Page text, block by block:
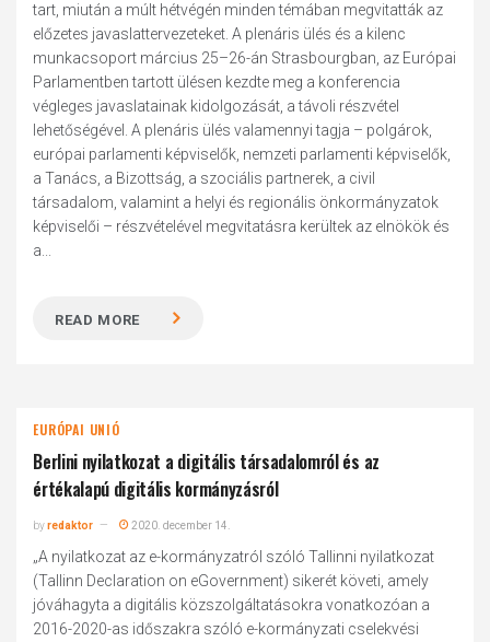
tart, miután a múlt hétvégén minden témában megvitatták az
előzetes javaslattervezeteket. A plenáris ülés és a kilenc
munkacsoport március 25–26-án Strasbourgban, az Európai
Parlamentben tartott ülésen kezdte meg a konferencia
végleges javaslatainak kidolgozását, a távoli részvétel
lehetőségével. A plenáris ülés valamennyi tagja – polgárok,
európai parlamenti képviselők, nemzeti parlamenti képviselők,
a Tanács, a Bizottság, a szociális partnerek, a civil
társadalom, valamint a helyi és regionális önkormányzatok
képviselői – részvételével megvitatásra kerültek az elnökök és
a...
READ MORE
EURÓPAI UNIÓ
Berlini nyilatkozat a digitális társadalomról és az
értékalapú digitális kormányzásról
byredaktor 2020. december 14.
„A nyilatkozat az e-kormányzatról szóló Tallinni nyilatkozat
(Tallinn Declaration on eGovernment) sikerét követi, amely
jóváhagyta a digitális közszolgáltatásokra vonatkozóan a
2016-2020-as időszakra szóló e-kormányzati cselekvési